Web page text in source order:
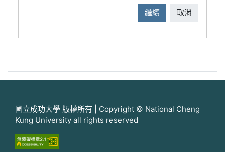
繼續 取消
國立成功大學 版權所有 | Copyright © National Cheng
Kung University all rights reserved